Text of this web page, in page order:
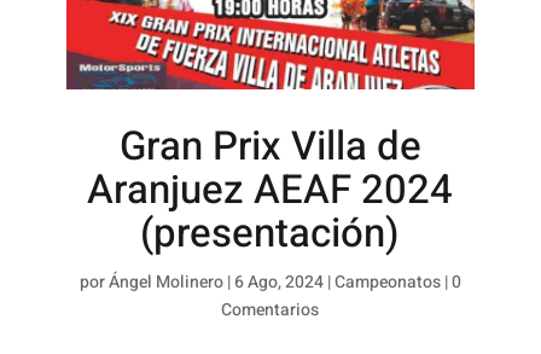
Gran Prix Villa de
Aranjuez AEAF 2024
(presentación)
porÁngel Molinero|6 Ago, 2024|Campeonatos|0
Comentarios